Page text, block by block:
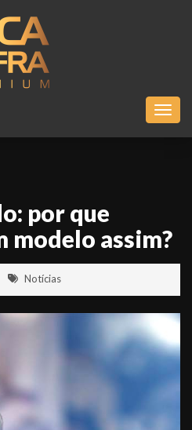
por que
modelo assim?
Notícias